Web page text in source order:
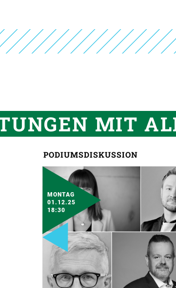
MIT
PODIUMSDISKUSSION
MONTAG
01.12.25
18:30